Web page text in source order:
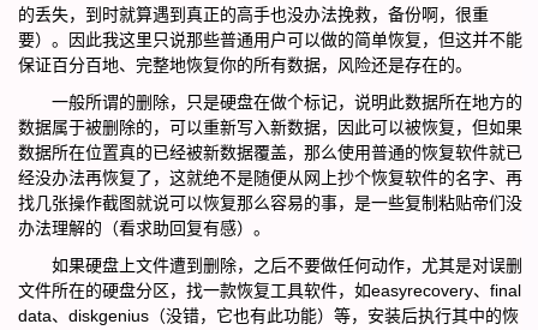
的丢失，到时就算遇到真正的高手也没办法挽救，备份啊，很重
要）。因此我这里只说那些普通用户可以做的简单恢复，但这并不能
保证百分百地、完整地恢复你的所有数据，风险还是存在的。
一般所谓的删除，只是硬盘在做个标记，说明此数据所在地方的
数据属于被删除的，可以重新写入新数据，因此可以被恢复，但如果
数据所在位置真的已经被新数据覆盖，那么使用普通的恢复软件就已
经没办法再恢复了，这就绝不是随便从网上抄个恢复软件的名字、再
找几张操作截图就说可以恢复那么容易的事，是一些复制粘贴帝们没
办法理解的（看求助回复有感）。
如果硬盘上文件遭到删除，之后不要做任何动作，尤其是对误删
文件所在的硬盘分区，找一款恢复工具软件，如easyrecovery、final
data、diskgenius（没错，它也有此功能）等，安装后执行其中的恢